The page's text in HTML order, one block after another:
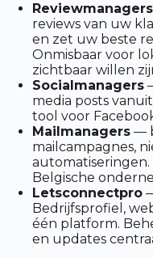
Reviewmanagers
reviews van uw
en zet uw beste
Onmisbaar voor
zichtbaar willen
Socialmanagers
media posts
tool voor
Mailmanagers —
mailcampagnes,
Belgische
Letsconnectpro
Bedrijfsprofiel,
één platform.
en updates